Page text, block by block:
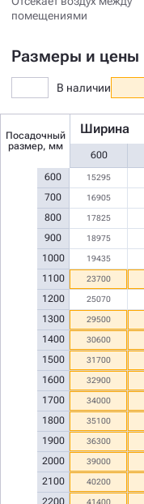
помещениями
Размеры и цены
В наличии
Посадочный
размер, мм
Ширина
600
600
700
800
900
1000
1100
1200
1300
1400
1500
1600
1700
1800
1900
2000
2100
15295
16905
17825
18975
19435
23700
25070
29500
30600
31700
32900
34000
35100
36300
39000
40200